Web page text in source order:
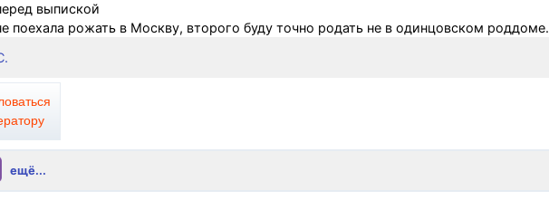
выпиской
поехала рожать в Москву, второго буду точно родать не в одинцовском роддоме.
ещё...